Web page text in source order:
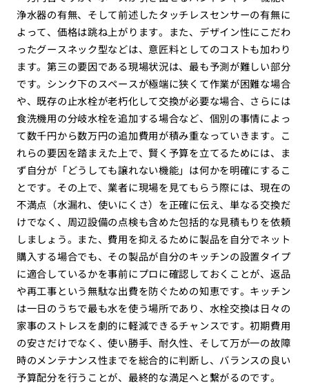
浄水器の有無、そして前述したタッチレスセンサーの有無に
よって、価格は跳ね上がります。また、デザイン性にこだわ
ったグースネック型などは、意匠料としてのコストも加わり
ます。第三の要因である現場状況は、最も予測が難しい部分
です。シンク下のスペースが極端に狭くて作業が困難な場合
や、既存の止水栓が老朽化して交換が必要な場合、さらには
食洗機用の分岐水栓を追加する場合など、個別の事情によっ
て数千円から数万円の追加費用が積み重なっていきます。こ
れらの要因を踏まえた上で、賢く予算を立てるためには、ま
ず自分が「どうしても譲れない機能」は何かを明確にするこ
とです。その上で、業者に現場を見てもらう際には、現在の
不満点（水漏れ、使いにくさ）を正確に伝え、単なる交換だ
けでなく、周辺設備の点検も含めた包括的な見積もりを依頼
しましょう。また、費用を抑えるために製品を自分でネット
購入する場合でも、その製品が自分のキッチンの設置タイプ
に適合しているかを事前にプロに確認しておくことが、返品
や再工事という無駄な出費を防ぐための知恵です。キッチン
は一日のうちで最も水を使う場所であり、水栓交換は日々の
家事のストレスを劇的に軽減できるチャンスです。初期費用
の安さだけでなく、使い勝手、耐久性、そして万が一の故障
時のメンテナンス性までを総合的に判断し、バランスの良い
予算配分を行うことが、最終的な満足へと繋がるのです。